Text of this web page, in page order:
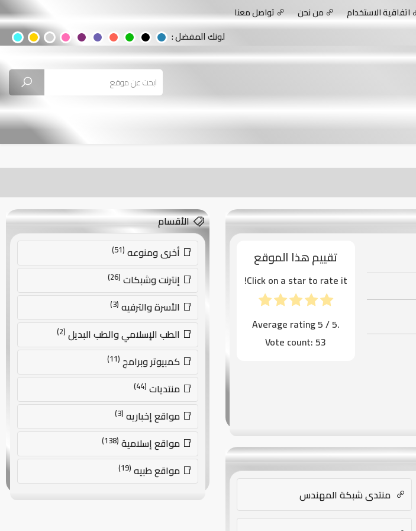
اتفاقية الاستخدام من نحن تواصل معنا
لونك المفضل :
تقييم هذا الموقع
Click on a star to rate it!
Average rating5/ 5.
Vote count:53
منتدى شبكة المهندس
الأقسام
أخرى ومنوعه (51)
إنترنت وشبكات (26)
الأسرة والترفيه (3)
الطب الإسلامي والطب البديل (2)
كمبيوتر وبرامج (11)
منتديات (44)
مواقع إخباريه (3)
مواقع إسلامية (138)
مواقع طبيه (19)